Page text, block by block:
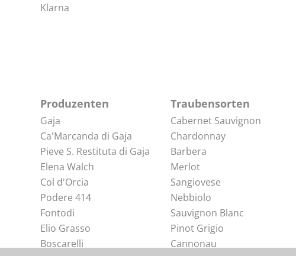
Klarna
Produzenten
Gaja
Ca'Marcanda di Gaja
Pieve S. Restituta di Gaja
Elena Walch
Col d'Orcia
Podere 414
Fontodi
Elio Grasso
Boscarelli
Traubensorten
Cabernet Sauvignon
Chardonnay
Barbera
Merlot
Sangiovese
Nebbiolo
Sauvignon Blanc
Pinot Grigio
Cannonau